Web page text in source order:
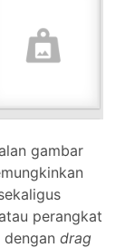
gambar
perangkat
drag